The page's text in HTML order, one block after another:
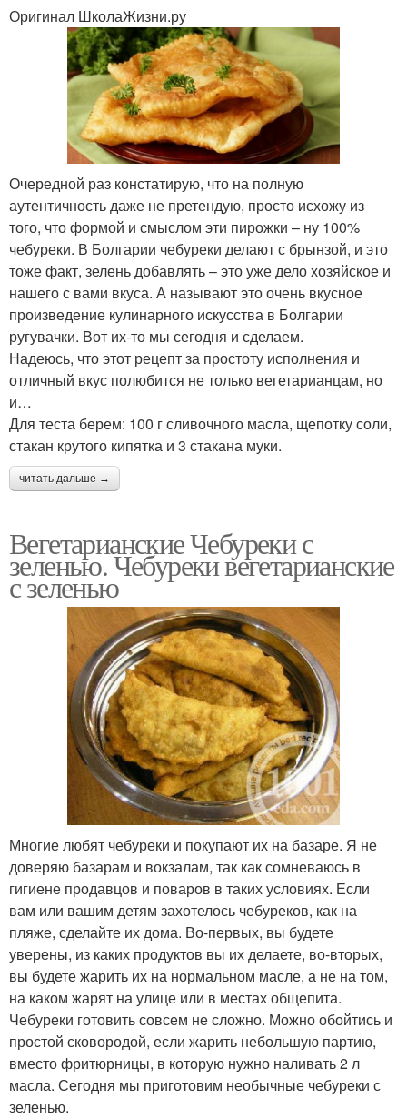
Оригинал ШколаЖизни.ру
Очередной раз констатирую, что на полную
аутентичность даже не претендую, просто исхожу из
того, что формой и смыслом эти пирожки – ну 100%
чебуреки. В Болгарии чебуреки делают с брынзой, и это
тоже факт, зелень добавлять – это уже дело хозяйское и
нашего с вами вкуса. А называют это очень вкусное
произведение кулинарного искусства в Болгарии
ругувачки. Вот их-то мы сегодня и сделаем.
Надеюсь, что этот рецепт за простоту исполнения и
отличный вкус полюбится не только вегетарианцам, но
и…
Для теста берем: 100 г сливочного масла, щепотку соли,
стакан крутого кипятка и 3 стакана муки.
читать дальше →
Вегетарианские Чебуреки с
зеленью. Чебуреки вегетарианские
с зеленью
Многие любят чебуреки и покупают их на базаре. Я не
доверяю базарам и вокзалам, так как сомневаюсь в
гигиене продавцов и поваров в таких условиях. Если
вам или вашим детям захотелось чебуреков, как на
пляже, сделайте их дома. Во-первых, вы будете
уверены, из каких продуктов вы их делаете, во-вторых,
вы будете жарить их на нормальном масле, а не на том,
на каком жарят на улице или в местах общепита.
Чебуреки готовить совсем не сложно. Можно обойтись и
простой сковородой, если жарить небольшую партию,
вместо фритюрницы, в которую нужно наливать 2 л
масла. Сегодня мы приготовим необычные чебуреки с
зеленью.